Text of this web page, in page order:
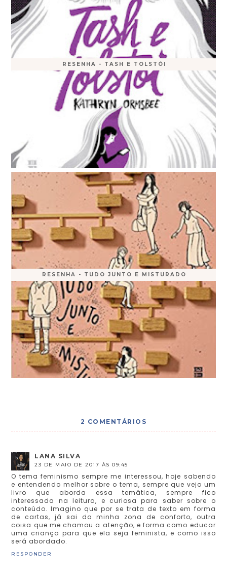
RESENHA - TASH E TOLSTÓI
RESENHA - TUDO JUNTO E MISTURADO
2 COMENTÁRIOS
LANA SILVA
23 DE MAIO DE 2017 ÀS 09:45
O tema feminismo sempre me interessou, hoje sabendo
e entendendo melhor sobre o tema, sempre que vejo um
livro que aborda essa temática, sempre fico
interessada na leitura, e curiosa para saber sobre o
conteúdo. Imagino que por se trata de texto em forma
de cartas, já sai da minha zona de conforto, outra
coisa que me chamou a atenção, e forma como educar
uma criança para que ela seja feminista, e como isso
será abordado.
RESPONDER